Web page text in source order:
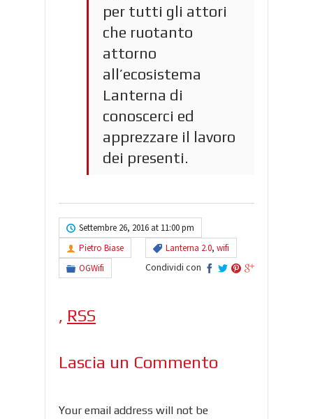
per tutti gli attori
che ruotanto
attorno
all’ecosistema
Lanterna di
conoscerci ed
apprezzare il lavoro
dei presenti.
Settembre 26, 2016 at 11:00 pm
Pietro Biase
Lanterna 2.0, wifi
OGWifi
Condividi con
, RSS
Lascia un Commento
Your email address will not be